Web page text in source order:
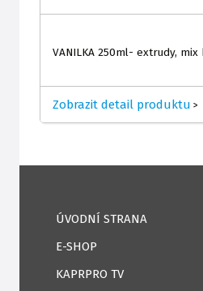
VANILKA 250ml- extrudy, mix
Zobrazit detail produktu >
ÚVODNÍ STRANA
E-SHOP
KAPRPRO TV